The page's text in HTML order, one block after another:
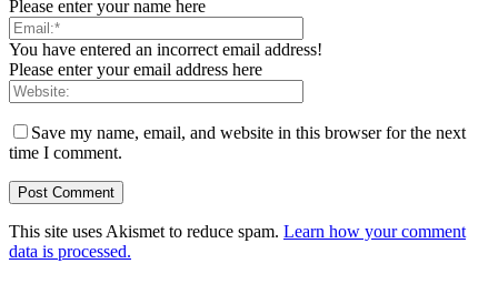
Please enter your name here
You have entered an incorrect email address!
Please enter your email address here
Save my name, email, and website in this browser for the next
time I comment.
This site uses Akismet to reduce spam. Learn how your comment
data is processed.